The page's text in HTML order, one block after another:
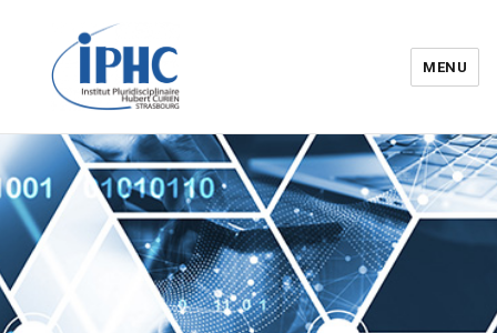
Institut pluridisciplinaire Hubert
Curien – IPHC
MENU